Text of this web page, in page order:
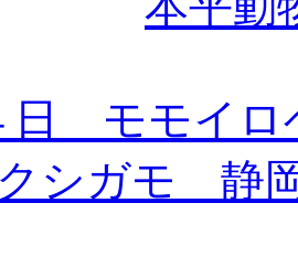
日 モモイロ
シガモ 静